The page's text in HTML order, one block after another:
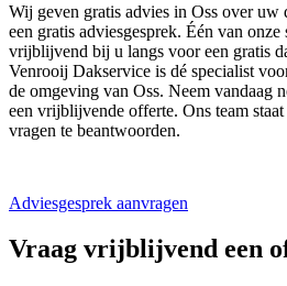
Wij geven gratis advies in Oss over
een gratis adviesgesprek. Één van
vrijblijvend bij u langs voor een gratis
Venrooij Dakservice is dé specialist
de omgeving van Oss. Neem vandaag
een vrijblijvende offerte. Ons team
vragen te beantwoorden.
Adviesgesprek aanvragen
Vraag vrijblijvend een